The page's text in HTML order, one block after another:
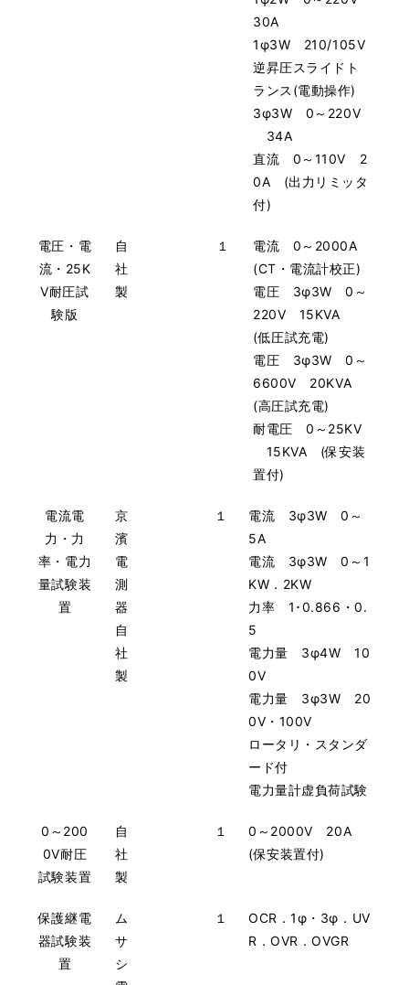
30A
1φ3W 210/105V
逆昇圧スライドト
ランス(電動操作)
3φ3W 0～220V
34A
直流 0～110V 2
0A (出力リミッタ
付)
電圧・電
流・25K
V耐圧試
験版
自
社
製
１
電流 0～2000A
(CT・電流計校正)
電圧 3φ3W 0～
220V 15KVA
(低圧試充電)
電圧 3φ3W 0～
6600V 20KVA
(高圧試充電)
耐電圧 0～25KV
15KVA (保安装
置付)
電流電
力・力
率・電力
量試験装
置
京
濱
電
測
器
自
社
製
１
電流 3φ3W 0～
5A
電流 3φ3W 0～1
KW．2KW
力率 1･0.866・0.
5
電力量 3φ4W 10
0V
電力量 3φ3W 20
0V・100V
ロータリ・スタンダ
ード付
電力量計虚負荷試験
0～200
0V耐圧
試験装置
自
社
製
１
0～2000V 20A
(保安装置付)
保護継電
器試験装
置
ム
サ
シ
１
OCR．1φ・3φ．UV
R．OVR．OVGR